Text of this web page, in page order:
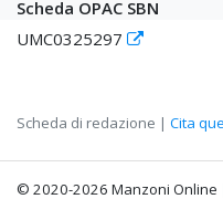
Scheda OPAC SBN
UMC0325297
Scheda di redazione | Cita
© 2020-2026 Manzoni Online